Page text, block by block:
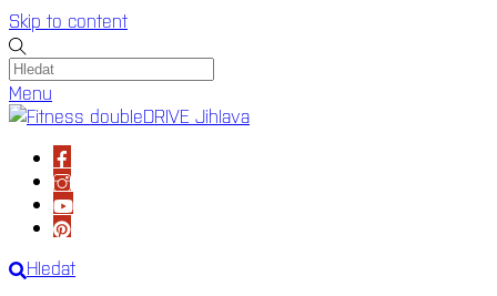
Skip to content
Menu
Hledat